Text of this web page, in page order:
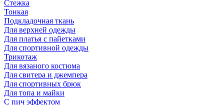
Стежка
Тонкая
Подкладочная ткань
Для верхней одежды
Для платья с пайетками
Для спортивной одежды
Трикотаж
Для вязаного костюма
Для свитера и джемпера
Для спортивных брюк
Для топа и майки
С пич эффектом